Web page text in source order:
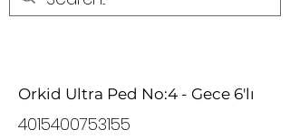
Orkid Ultra Ped No:4 - Gece 6'lı
4015400753155